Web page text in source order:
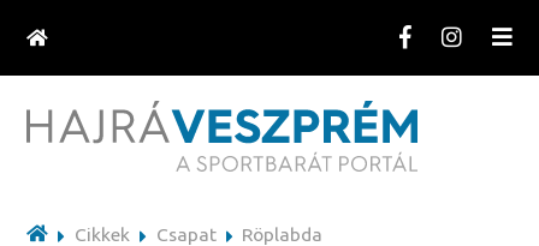
Cikkek Csapat Röplabda